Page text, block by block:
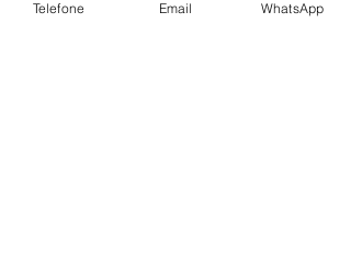
Telefone Email WhatsApp